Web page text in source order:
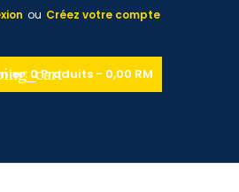
ou Créez votre compte
0Produits - 0,00 RM